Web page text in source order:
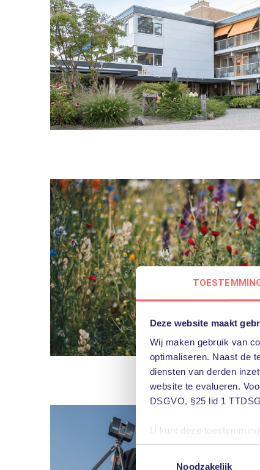
Deze website maakt
Wij maken gebruik van
optimaliseren. Naast de
diensten van derden
website te evalueren.
DSGVO, §25 lid 1
U kunt deze
u het gebruik van niet-
Toestemmingsselectie
Noodzakelijk